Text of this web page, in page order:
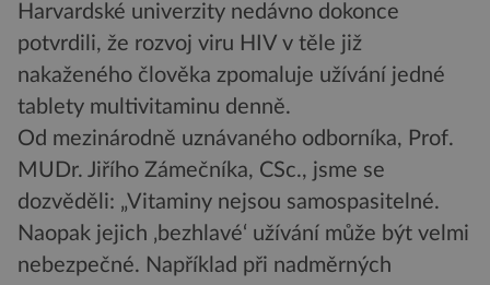
Harvardské univerzity nedávno dokonce
potvrdili, že rozvoj viru HIV v těle již
nakaženého člověka zpomaluje užívání jedné
tablety multivitaminu denně.
Od mezinárodně uznávaného odborníka, Prof.
MUDr. Jiřího Zámečníka, CSc., jsme se
dozvěděli: „Vitaminy nejsou samospasitelné.
Naopak jejich ‚bezhlavé‘ užívání může být velmi
nebezpečné. Například při nadměrných